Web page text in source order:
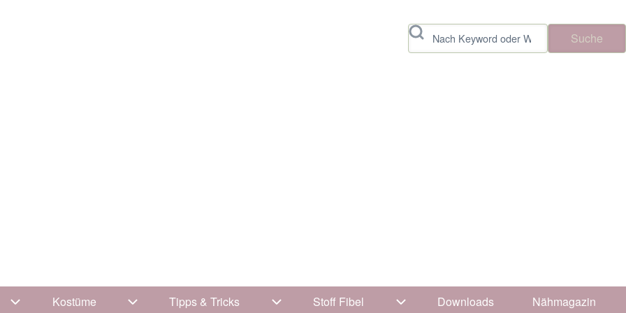
Suche
Unternavigation von Kleidung
Kostüme Unternavigation von Kostüme
Tipps & Tricks Unternavigation von Tipps & Tricks
Stoff Fibel Unternavigation von Stoff Fibel
Downloads Nähmagazin